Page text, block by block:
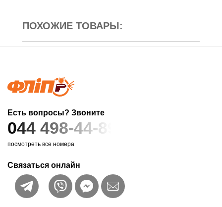
ПОХОЖИЕ ТОВАРЫ:
Есть вопросы? Звоните
044 498-44-89
посмотреть все номера
Связаться онлайн